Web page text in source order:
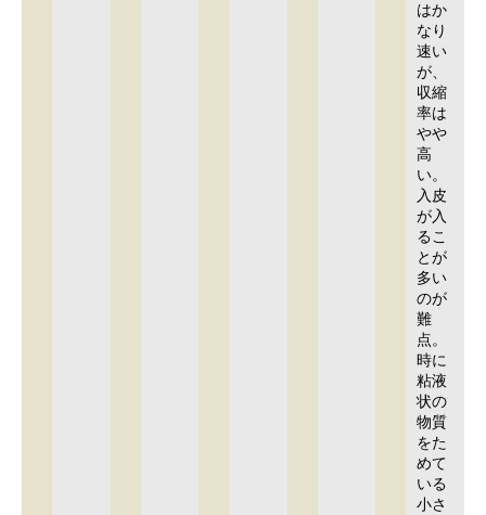
はか
なり
速い
が、
収縮
率は
やや
高
い。
入皮
が入
るこ
とが
多い
のが
難
点。
時に
粘液
状の
物質
をた
めて
いる
小さ